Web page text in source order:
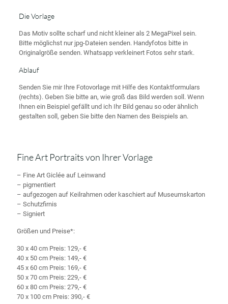
Die Vorlage
Das Motiv sollte scharf und nicht kleiner als 2 MegaPixel sein.
Bitte möglichst nur jpg-Dateien senden. Handyfotos bitte in
Originalgröße senden. Whatsapp verkleinert Fotos sehr stark.
Ablauf
Senden Sie mir Ihre Fotovorlage mit Hilfe des Kontaktformulars
(rechts). Geben Sie bitte an, wie groß das Bild werden soll. Wenn
Ihnen ein Beispiel gefällt und ich Ihr Bild genau so oder ähnlich
gestalten soll, geben Sie bitte den Namen des Beispiels an.
Fine Art Portraits von Ihrer Vorlage
– Fine Art Giclée auf Leinwand
– pigmentiert
– aufgezogen auf Keilrahmen oder kaschiert auf Museumskarton
– Schutzfirnis
– Signiert
Größen und Preise*:
30 x 40 cm Preis: 129,- €
40 x 50 cm Preis: 149,- €
45 x 60 cm Preis: 169,- €
50 x 70 cm Preis: 229,- €
60 x 80 cm Preis: 279,- €
70 x 100 cm Preis: 390,- €